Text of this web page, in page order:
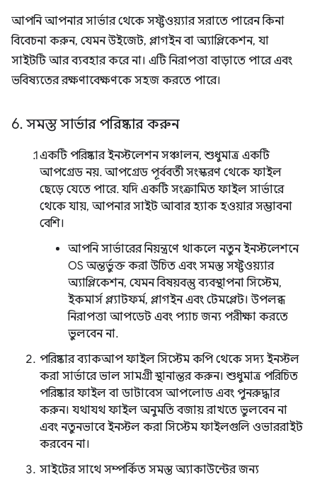
আপনি আপনার সার্ভার থেকে সফ্টওয়্যার সরাতে পারেন কিনা
বিবেচনা করুন, যেমন উইজেট, প্লাগইন বা অ্যাপ্লিকেশন, যা
সাইটটি আর ব্যবহার করে না। এটি নিরাপত্তা বাড়াতে পারে এবং
ভবিষ্যতের রক্ষণাবেক্ষণকে সহজ করতে পারে।
6. সমস্ত সার্ভার পরিষ্কার করুন
একটি পরিষ্কার ইনস্টলেশন সঞ্চালন, শুধুমাত্র একটি
আপগ্রেড নয়. আপগ্রেড পূর্ববর্তী সংস্করণ থেকে ফাইল
ছেড়ে যেতে পারে. যদি একটি সংক্রামিত ফাইল সার্ভারে
থেকে যায়, আপনার সাইট আবার হ্যাক হওয়ার সম্ভাবনা
বেশি।
আপনি সার্ভারের নিয়ন্ত্রণে থাকলে নতুন ইনস্টলেশনে
OS অন্তর্ভুক্ত করা উচিত এবং সমস্ত সফ্টওয়্যার
অ্যাপ্লিকেশন, যেমন বিষয়বস্তু ব্যবস্থাপনা সিস্টেম,
ইকমার্স প্ল্যাটফর্ম, প্লাগইন এবং টেমপ্লেট। উপলব্ধ
নিরাপত্তা আপডেট এবং প্যাচ জন্য পরীক্ষা করতে
ভুলবেন না.
পরিষ্কার ব্যাকআপ ফাইল সিস্টেম কপি থেকে সদ্য ইনস্টল
করা সার্ভারে ভাল সামগ্রী স্থানান্তর করুন। শুধুমাত্র পরিচিত
পরিষ্কার ফাইল বা ডাটাবেস আপলোড এবং পুনরুদ্ধার
করুন। যথাযথ ফাইল অনুমতি বজায় রাখতে ভুলবেন না
এবং নতুনভাবে ইনস্টল করা সিস্টেম ফাইলগুলি ওভাররাইট
করবেন না।
সাইটের সাথে সম্পর্কিত সমস্ত অ্যাকাউন্টের জন্য